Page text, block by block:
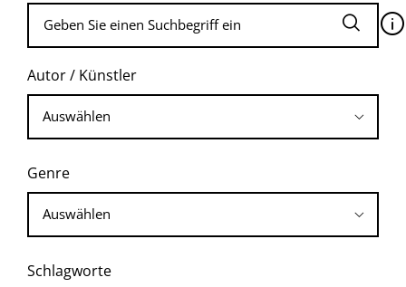
🛈
Autor / Künstler
Genre
Schlagworte